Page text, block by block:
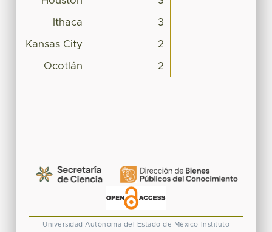
Ithaca 3
Kansas City 2
Ocotlán 2
Universidad Autónoma del Estado de México
Instituto